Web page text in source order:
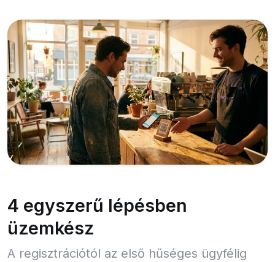
4 egyszerű lépésben
üzemkész
A regisztrációtól az első hűséges ügyfélig